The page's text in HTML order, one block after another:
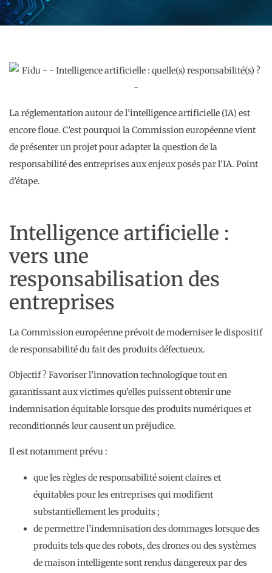
La réglementation autour de l’intelligence artificielle (IA) est
encore floue. C’est pourquoi la Commission européenne vient
de présenter un projet pour adapter la question de la
responsabilité des entreprises aux enjeux posés par l’IA. Point
d’étape.
Intelligence artificielle :
vers une
responsabilisation des
entreprises
La Commission européenne prévoit de moderniser le dispositif
de responsabilité du fait des produits défectueux.
Objectif ? Favoriser l’innovation technologique tout en
garantissant aux victimes qu’elles puissent obtenir une
indemnisation équitable lorsque des produits numériques et
reconditionnés leur causent un préjudice.
Il est notamment prévu :
que les règles de responsabilité soient claires et
équitables pour les entreprises qui modifient
substantiellement les produits ;
de permettre l’indemnisation des dommages lorsque des
produits tels que des robots, des drones ou des systèmes
de maison intelligente sont rendus dangereux par des